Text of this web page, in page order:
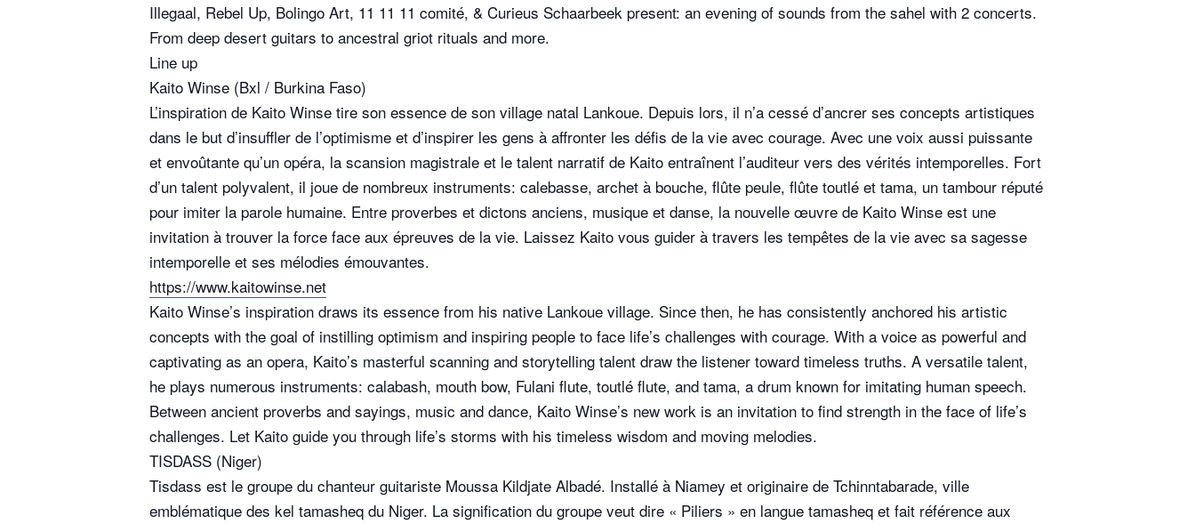
Illegaal, Rebel Up, Bolingo Art, 11 11 11 comité, & Curieus Schaarbeek present: an evening of sounds from the sahel with 2 concerts.
From deep desert guitars to ancestral griot rituals and more.
Line up
Kaito Winse (Bxl / Burkina Faso)
L’inspiration de Kaito Winse tire son essence de son village natal Lankoue. Depuis lors, il n’a cessé d’ancrer ses concepts artistiques
dans le but d’insuffler de l’optimisme et d’inspirer les gens à affronter les défis de la vie avec courage. Avec une voix aussi puissante
et envoûtante qu’un opéra, la scansion magistrale et le talent narratif de Kaito entraînent l’auditeur vers des vérités intemporelles. Fort
d’un talent polyvalent, il joue de nombreux instruments: calebasse, archet à bouche, flûte peule, flûte toutlé et tama, un tambour réputé
pour imiter la parole humaine. Entre proverbes et dictons anciens, musique et danse, la nouvelle œuvre de Kaito Winse est une
invitation à trouver la force face aux épreuves de la vie. Laissez Kaito vous guider à travers les tempêtes de la vie avec sa sagesse
intemporelle et ses mélodies émouvantes.
https://www.kaitowinse.net
Kaito Winse’s inspiration draws its essence from his native Lankoue village. Since then, he has consistently anchored his artistic
concepts with the goal of instilling optimism and inspiring people to face life’s challenges with courage. With a voice as powerful and
captivating as an opera, Kaito’s masterful scanning and storytelling talent draw the listener toward timeless truths. A versatile talent,
he plays numerous instruments: calabash, mouth bow, Fulani flute, toutlé flute, and tama, a drum known for imitating human speech.
Between ancient proverbs and sayings, music and dance, Kaito Winse’s new work is an invitation to find strength in the face of life’s
challenges. Let Kaito guide you through life’s storms with his timeless wisdom and moving melodies.
TISDASS (Niger)
Tisdass est le groupe du chanteur guitariste Moussa Kildjate Albadé. Installé à Niamey et originaire de Tchinntabarade, ville
emblématique des kel tamasheq du Niger. La signification du groupe veut dire « Piliers » en langue tamasheq et fait référence aux